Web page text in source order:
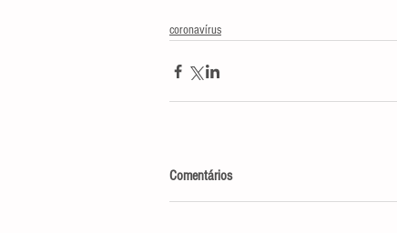
coronavírus
Comentários